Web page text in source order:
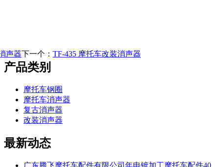
声器下一个： TF-435 摩托车改装消声器
产品类别
摩托车钢圈
摩托车消声器
复古消声器
改装消声器
最新动态
广东腾飞摩托车配件有限公司年电镀加工摩托车配件40